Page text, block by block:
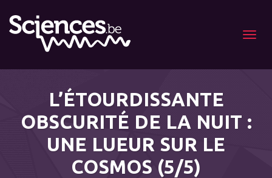
Menu
L’ÉTOURDISSANTE
OBSCURITÉ DE LA NUIT :
UNE LUEUR SUR LE
COSMOS (5/5)